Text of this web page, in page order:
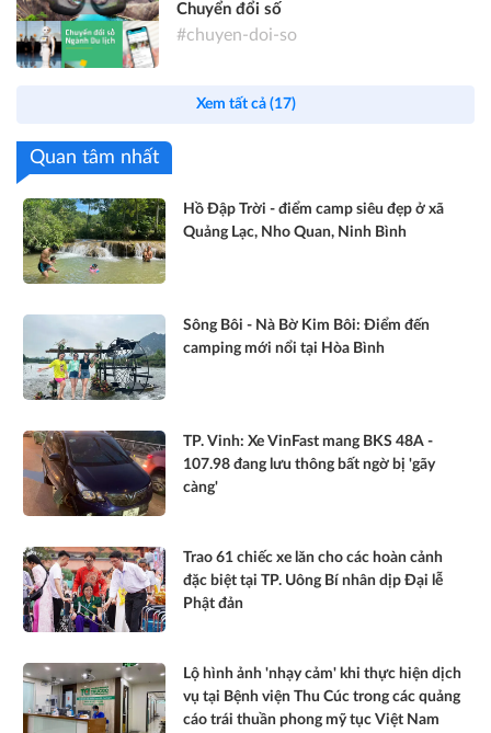
Chuyển đổi số
#chuyen-doi-so
Xem tất cả (17)
Quan tâm nhất
Hồ Đập Trời - điểm camp siêu đẹp ở xã
Quảng Lạc, Nho Quan, Ninh Bình
Sông Bôi - Nà Bờ Kim Bôi: Điểm đến
camping mới nổi tại Hòa Bình
TP. Vinh: Xe VinFast mang BKS 48A -
107.98 đang lưu thông bất ngờ bị 'gãy
càng'
Trao 61 chiếc xe lăn cho các hoàn cảnh
đặc biệt tại TP. Uông Bí nhân dịp Đại lễ
Phật đản
Lộ hình ảnh 'nhạy cảm' khi thực hiện dịch
vụ tại Bệnh viện Thu Cúc trong các quảng
cáo trái thuần phong mỹ tục Việt Nam